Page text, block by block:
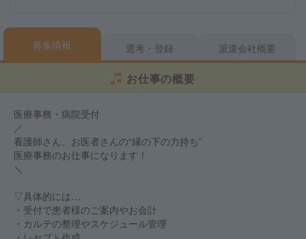
募集情報 選考・登録 派遣会社概要
お仕事の概要
医療事務・病院受付
／
看護師さん、お医者さんの“縁の下の力持ち”
医療事務のお仕事になります！
＼
▽具体的には…
・受付で患者様のご案内やお会計
・カルテの整理やスケジュール管理